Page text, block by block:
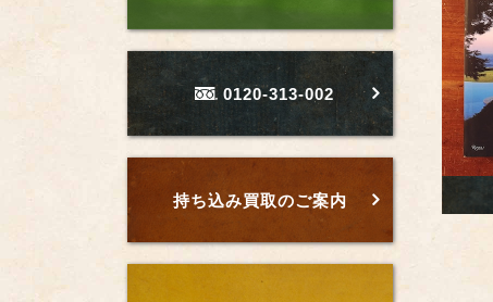
0120-313-002
持ち込み買取のご案内